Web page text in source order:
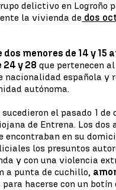
delictivo en Logroño
la vivienda de dos
dos menores de 14 y 15
24 y 28 que pertenecen
nacionalidad española y
autónoma.
sucedieron el pasado 1 de
de Entrena. Los dos
encontraban en su
los presuntos
y con una violencia
a punta de cuchillo,
para hacerse con un botín